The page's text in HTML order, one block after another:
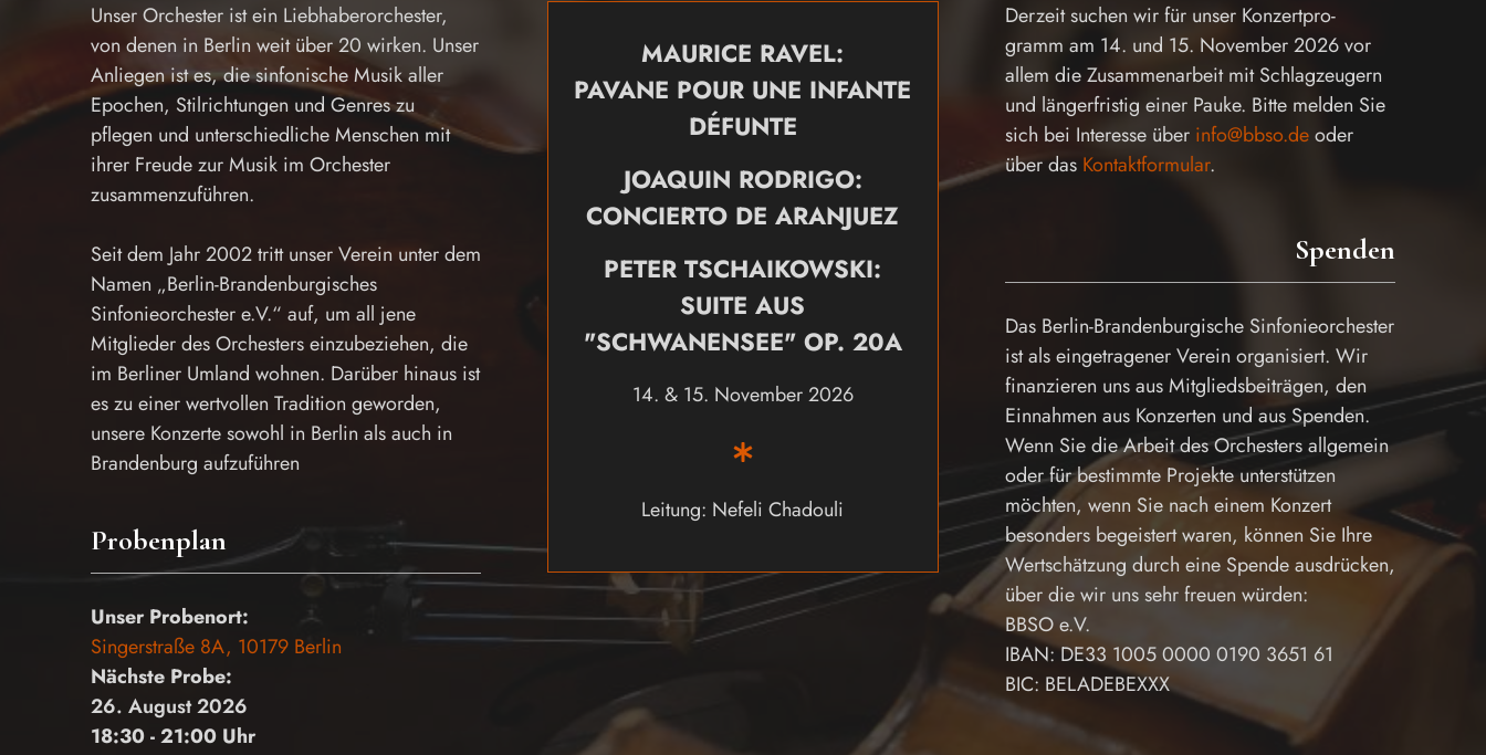
Unser Orchester ist ein Liebhaberorchester,
von denen in Berlin weit über 20 wirken. Unser
Anliegen ist es, die sinfonische Musik aller
Epochen, Stilrichtungen und Genres zu
pflegen und unterschiedliche Menschen mit
ihrer Freude zur Musik im Orchester
zusammenzuführen.
Seit dem Jahr 2002 tritt unser Verein unter dem
Namen „Berlin-Brandenburgisches
Sinfonieorchester e.V.“ auf, um all jene
Mitglieder des Orchesters einzubeziehen, die
im Berliner Umland wohnen. Darüber hinaus ist
es zu einer wertvollen Tradition geworden,
unsere Konzerte sowohl in Berlin als auch in
Brandenburg aufzuführen
Probenplan
Unser Probenort:
Singerstraße 8A, 10179 Berlin
Nächste Probe:
26. August 2026
18:30 - 21:00 Uhr
MAURICE RAVEL:
PAVANE POUR UNE INFANTE
DÉFUNTE
JOAQUIN RODRIGO:
CONCIERTO DE ARANJUEZ
PETER TSCHAIKOWSKI:
SUITE AUS
"SCHWANENSEE" OP. 20A
14. & 15. November 2026
Leitung: Nefeli Chadouli
Derzeit suchen wir für unser Konzertpro-
gramm am 14. und 15. November 2026 vor
allem die Zusammenarbeit mit Schlagzeugern
und längerfristig einer Pauke. Bitte melden Sie
sich bei Interesse über info@bbso.deoder
über das Kontaktformular.
Spenden
Das Berlin-Brandenburgische Sinfonieorchester
ist als eingetragener Verein organisiert. Wir
finanzieren uns aus Mitgliedsbeiträgen, den
Einnahmen aus Konzerten und aus Spenden.
Wenn Sie die Arbeit des Orchesters allgemein
oder für bestimmte Projekte unterstützen
möchten, wenn Sie nach einem Konzert
besonders begeistert waren, können Sie Ihre
Wertschätzung durch eine Spende ausdrücken,
über die wir uns sehr freuen würden:
BBSO e.V.
IBAN: DE33 1005 0000 0190 3651 61
BIC: BELADEBEXXX